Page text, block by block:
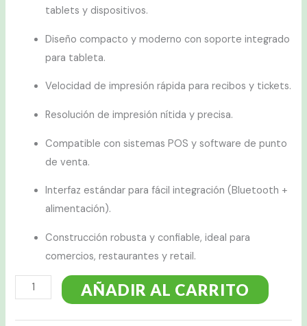
tablets y dispositivos.
Diseño compacto y moderno con soporte integrado
para tableta.
Velocidad de impresión rápida para recibos y tickets.
Resolución de impresión nítida y precisa.
Compatible con sistemas POS y software de punto
de venta.
Interfaz estándar para fácil integración (Bluetooth +
alimentación).
Construcción robusta y confiable, ideal para
comercios, restaurantes y retail.
AÑADIR AL CARRITO